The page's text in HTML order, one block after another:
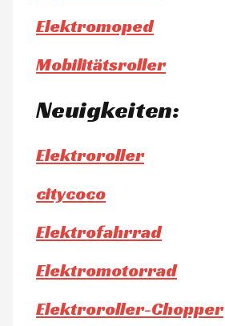
Elektromoped
Mobilitätsroller
Neuigkeiten:
Elektroroller
citycoco
Elektrofahrrad
Elektromotorrad
Elektroroller-Chopper